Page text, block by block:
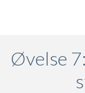
Øvelse